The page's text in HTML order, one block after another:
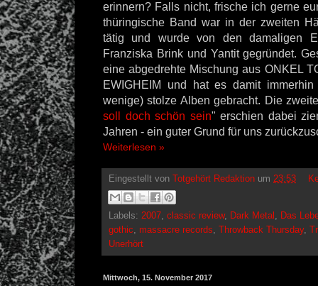
erinnern? Falls nicht, frische ich gerne
thüringische Band war in der zweiten
tätig und wurde von den damaligen
Franziska Brink und Yantit gegründet.
eine abgedrehte Mischung aus ONKEL
EWIGHEIM und hat es damit
wenige) stolze Alben gebracht. Die
soll doch schön sein" erschien dabei
Jahren - ein guter Grund für uns
Weiterlesen »
Eingestellt von Totgehört Redaktion um 23:53
Labels: 2007, classic review, Dark Metal , Das
gothic, massacre records, Throwback Thursday,
Unerhört
Mittwoch, 15. November 2017